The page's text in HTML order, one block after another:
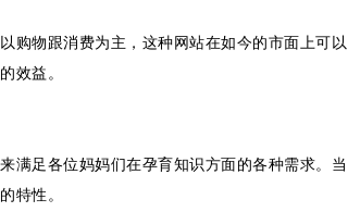
购物跟消费为主，这种网站在如今的市面上可以
效益。
满足各位妈妈们在孕育知识方面的各种需求。当
特性。